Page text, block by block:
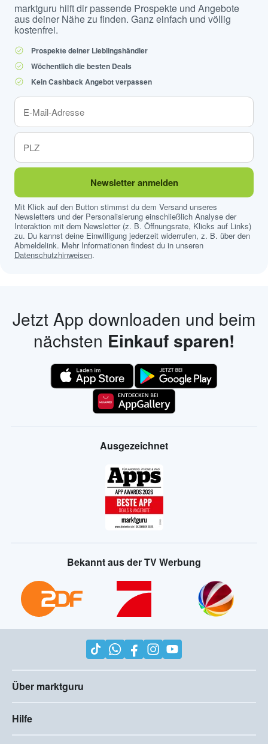
marktguru hilft dir passende Prospekte und Angebote
aus deiner Nähe zu finden. Ganz einfach und völlig
kostenfrei.
Prospekte deiner Lieblingshändler
Wöchentlich die besten Deals
Kein Cashback Angebot verpassen
Newsletter anmelden
Mit Klick auf den Button stimmst du dem Versand unseres
Newsletters und der Personalisierung einschließlich Analyse der
Interaktion mit dem Newsletter (z. B. Öffnungsrate, Klicks auf Links)
zu. Du kannst deine Einwilligung jederzeit widerrufen, z. B. über den
Abmeldelink. Mehr Informationen findest du in unseren
Datenschutzhinweisen.
Jetzt App downloaden und beim
nächsten Einkauf sparen!
Ausgezeichnet
Bekannt aus der TV Werbung
Über marktguru
Hilfe